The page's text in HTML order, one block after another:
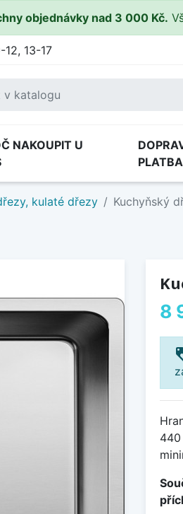
objednávky nad 3 000 Kč.
12, 13-17
NAKOUPIT U
PLATBA
kulaté dřezy Kuchyňský
8